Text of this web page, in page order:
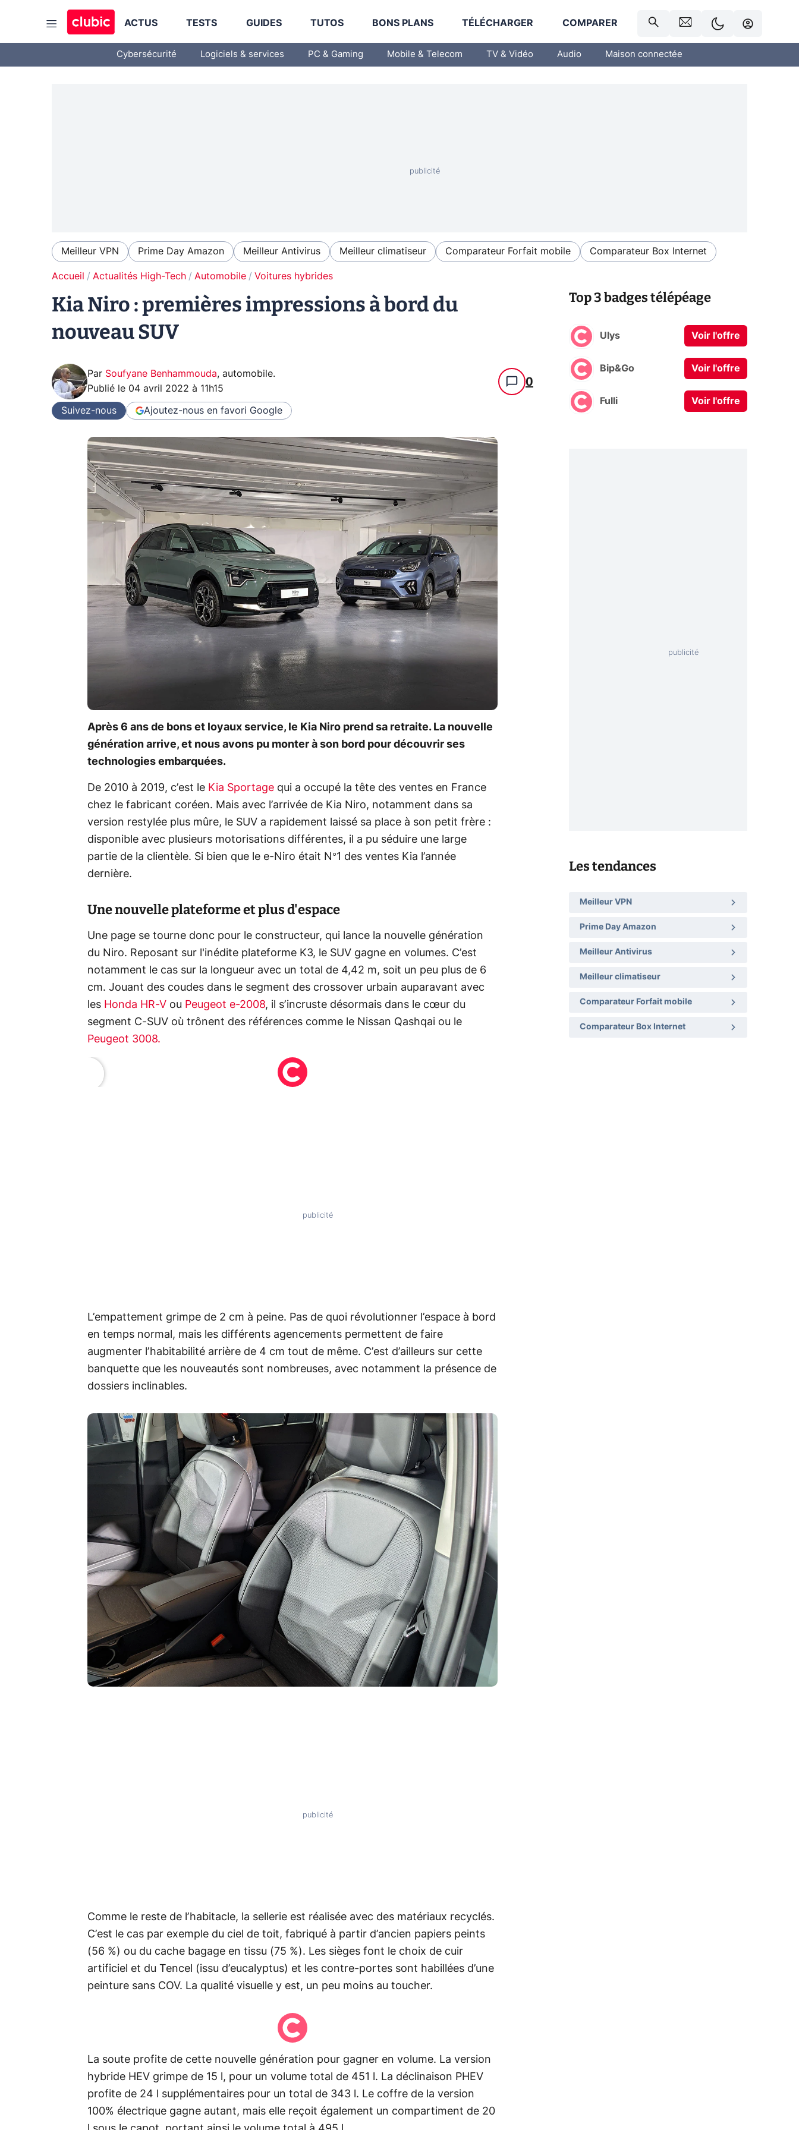
ACTUS TESTS GUIDES TUTOS BONS PLANS TÉLÉCHARGER COMPARER
Cybersécurité Logiciels & services PC & Gaming Mobile & Telecom TV & Vidéo Audio Maison connectée
Meilleur VPN Prime Day Amazon Meilleur Antivirus Meilleur climatiseur Comparateur Forfait mobile Comparateur Box Internet
Accueil Actualités High-Tech Automobile Voitures hybrides
Kia Niro : premières impressions à bord du
nouveau SUV
Par Soufyane Benhammouda, automobile.
Publié le 04 avril 2022 à 11h15 0
Suivez-nous Ajoutez-nous en favori Google
Après 6 ans de bons et loyaux service, le Kia Niro prend sa retraite. La nouvelle
génération arrive, et nous avons pu monter à son bord pour découvrir ses
technologies embarquées.
De 2010 à 2019, c’est le Kia Sportage qui a occupé la tête des ventes en France
chez le fabricant coréen. Mais avec l’arrivée de Kia Niro, notamment dans sa
version restylée plus mûre, le SUV a rapidement laissé sa place à son petit frère :
disponible avec plusieurs motorisations différentes, il a pu séduire une large
partie de la clientèle. Si bien que le e-Niro était N°1 des ventes Kia l’année
dernière.
Une nouvelle plateforme et plus d'espace
Une page se tourne donc pour le constructeur, qui lance la nouvelle génération
du Niro. Reposant sur l'inédite plateforme K3, le SUV gagne en volumes. C’est
notamment le cas sur la longueur avec un total de 4,42 m, soit un peu plus de 6
cm. Jouant des coudes dans le segment des crossover urbain auparavant avec
les Honda HR-V ou Peugeot e-2008, il s’incruste désormais dans le cœur du
segment C-SUV où trônent des références comme le Nissan Qashqai ou le
Peugeot 3008.
L’empattement grimpe de 2 cm à peine. Pas de quoi révolutionner l’espace à bord
en temps normal, mais les différents agencements permettent de faire
augmenter l’habitabilité arrière de 4 cm tout de même. C’est d’ailleurs sur cette
banquette que les nouveautés sont nombreuses, avec notamment la présence de
dossiers inclinables.
Comme le reste de l’habitacle, la sellerie est réalisée avec des matériaux recyclés.
C’est le cas par exemple du ciel de toit, fabriqué à partir d’ancien papiers peints
(56 %) ou du cache bagage en tissu (75 %). Les sièges font le choix de cuir
artificiel et du Tencel (issu d’eucalyptus) et les contre-portes sont habillées d’une
peinture sans COV. La qualité visuelle y est, un peu moins au toucher.
La soute profite de cette nouvelle génération pour gagner en volume. La version
hybride HEV grimpe de 15 l, pour un volume total de 451 l. La déclinaison PHEV
profite de 24 l supplémentaires pour un total de 343 l. Le coffre de la version
100% électrique gagne autant, mais elle reçoit également un compartiment de 20
Top 3 badges télépéage
Ulys Voir l'offre
Bip&Go Voir l'offre
Fulli Voir l'offre
Les tendances
Meilleur VPN
Prime Day Amazon
Meilleur Antivirus
Meilleur climatiseur
Comparateur Forfait mobile
Comparateur Box Internet